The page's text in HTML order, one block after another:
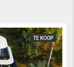
TE KOOP